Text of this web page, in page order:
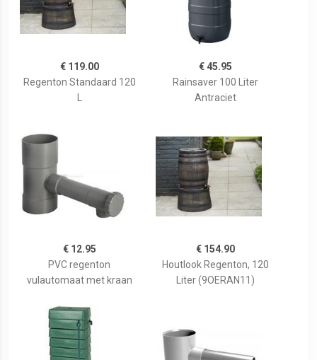
€ 119.00
Regenton Standaard 120
L
€ 45.95
Rainsaver 100 Liter
Antraciet
€ 12.95
PVC regenton
vulautomaat met kraan
€ 154.90
Houtlook Regenton, 120
Liter (9OERAN11)